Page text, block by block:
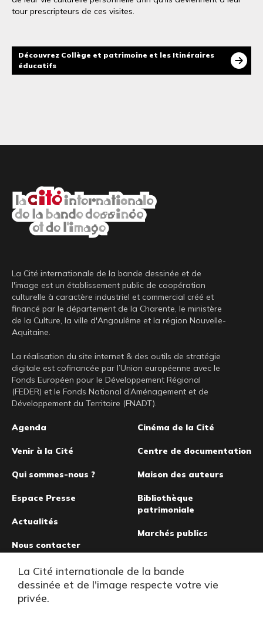
tour prescripteurs de ces visites.
Découvrez Collège et patrimoine et les Itinéraires
éducatifs
La Cité internationale de la bande dessinée et de
l'image est un établissement public de coopération
culturelle à caractère industriel et commercial créé et
financé par le département de la Charente, le ministère
de la Culture, la ville d'Angoulême et la région Nouvelle-
Aquitaine.
La réalisation du site internet & des outils de stratégie
digitale est cofinancée par l’Union européenne avec le
Fonds Européen pour le Développement Régional
(FEDER) et le Fonds National d’Aménagement et de
Développement du Territoire (FNADT).
Pied
de
Agenda
Venir à la Cité
Qui sommes-nous ?
Espace Presse
Actualités
Nous contacter
Musée de la bande
dessinée
Cinéma de la Cité
Centre de documentation
Maison des auteurs
Bibliothèque
patrimoniale
Marchés publics
La Cité internationale de la bande
dessinée et de l'image respecte votre vie
privée.